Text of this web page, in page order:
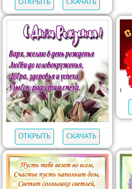
ОТКРЫТЬ СКАЧАТЬ
ОТКРЫТЬ СКАЧАТЬ